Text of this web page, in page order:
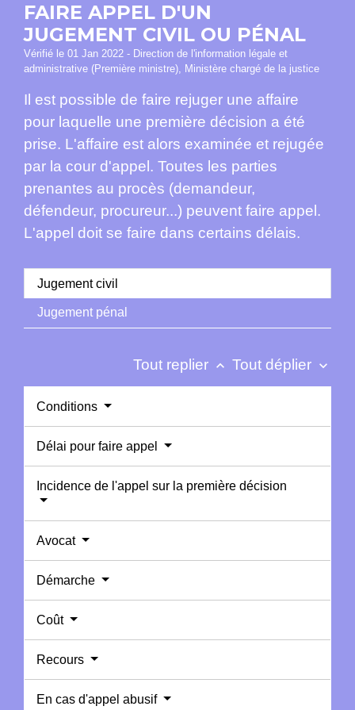
FAIRE APPEL D'UN
JUGEMENT CIVIL OU PÉNAL
Vérifié le 01 Jan 2022 - Direction de l'information légale et
administrative (Première ministre), Ministère chargé de la justice
Il est possible de faire rejuger une affaire
pour laquelle une première décision a été
prise. L'affaire est alors examinée et rejugée
par la cour d'appel. Toutes les parties
prenantes au procès (demandeur,
défendeur, procureur...) peuvent faire appel.
L'appel doit se faire dans certains délais.
Jugement civil
Jugement pénal
Tout replier keyboard_arrow_up Tout déplier keyboard_arrow_down
Conditions
Délai pour faire appel
Incidence de l'appel sur la première décision
Avocat
Démarche
Coût
Recours
En cas d'appel abusif